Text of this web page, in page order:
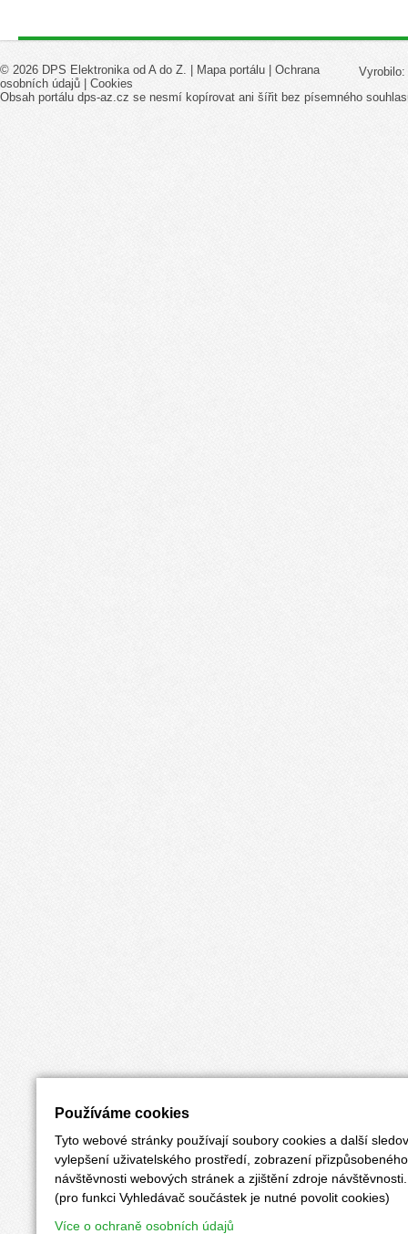
Vyrobilo:
© 2026 DPS Elektronika od A do Z. | Mapa portálu
Ochrana
osobních údajů
Cookies
Obsah portálu dps-az.cz se nesmí kopírovat ani šířit bez písemného
Používáme cookies
Tyto webové stránky používají soubory cookies a další
vylepšení uživatelského prostředí, zobrazení
návštěvnosti webových stránek a zjištění zdroje návštěvnosti.
(pro funkci Vyhledávač součástek je nutné povolit cookies)
Více o ochraně osobních údajů